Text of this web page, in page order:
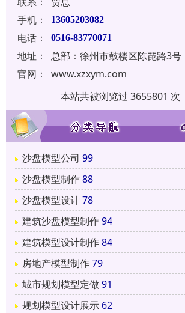
手机：
13605203082
电话： 0516-83770071
地址：
总部：徐州市鼓楼区陈琵路3号
官网：
www.xzxym.com
本站共被浏览过 3655801 次
沙盘模型公司 99
沙盘模型制作88
沙盘模型设计78
建筑沙盘模型制作94
建筑模型设计制作84
房地产模型制作79
城市规划模型定做91
规划模型设计展示 62